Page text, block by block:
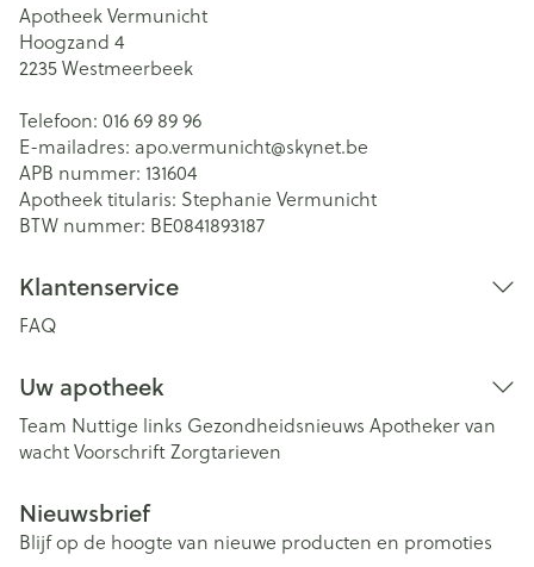
Apotheek Vermunicht
Hoogzand 4
2235Westmeerbeek
Telefoon: 016 69 89 96
E-mailadres: apo.vermunicht@skynet.be
APB nummer: 131604
Apotheek titularis: Stephanie Vermunicht
BTW nummer: BE0841893187
Klantenservice
FAQ
Uw apotheek
Team Nuttige links Gezondheidsnieuws Apotheker van
wachtVoorschriftZorgtarieven
Nieuwsbrief
Blijf op de hoogte van nieuwe producten en promoties